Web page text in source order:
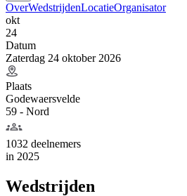
OverWedstrijdenLocatieOrganisator
okt
24
Datum
Zaterdag 24 oktober 2026
Plaats
Godewaersvelde
59 - Nord
1032 deelnemers
in 2025
Wedstrijden